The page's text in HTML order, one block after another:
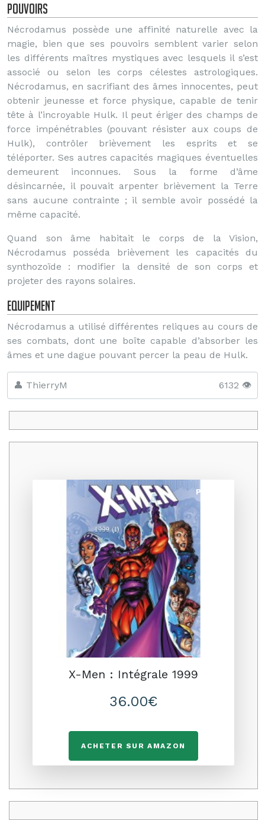
Pouvoirs
Nécrodamus possède une affinité naturelle avec la
magie, bien que ses pouvoirs semblent varier selon
les différents maîtres mystiques avec lesquels il s’est
associé ou selon les corps célestes astrologiques.
Nécrodamus, en sacrifiant des âmes innocentes, peut
obtenir jeunesse et force physique, capable de tenir
tête à l’incroyable Hulk. Il peut ériger des champs de
force impénétrables (pouvant résister aux coups de
Hulk), contrôler brièvement les esprits et se
téléporter. Ses autres capacités magiques éventuelles
demeurent inconnues. Sous la forme d’âme
désincarnée, il pouvait arpenter brièvement la Terre
sans aucune contrainte ; il semble avoir possédé la
même capacité.
Quand son âme habitait le corps de la Vision,
Nécrodamus posséda brièvement les capacités du
synthozoïde : modifier la densité de son corps et
projeter des rayons solaires.
Equipement
Nécrodamus a utilisé différentes reliques au cours de
ses combats, dont une boîte capable d’absorber les
âmes et une dague pouvant percer la peau de Hulk.
👤 ThierryM 6132 👁️
Promo
X-Men : Intégrale 1999
36.00€
ACHETER SUR AMAZON